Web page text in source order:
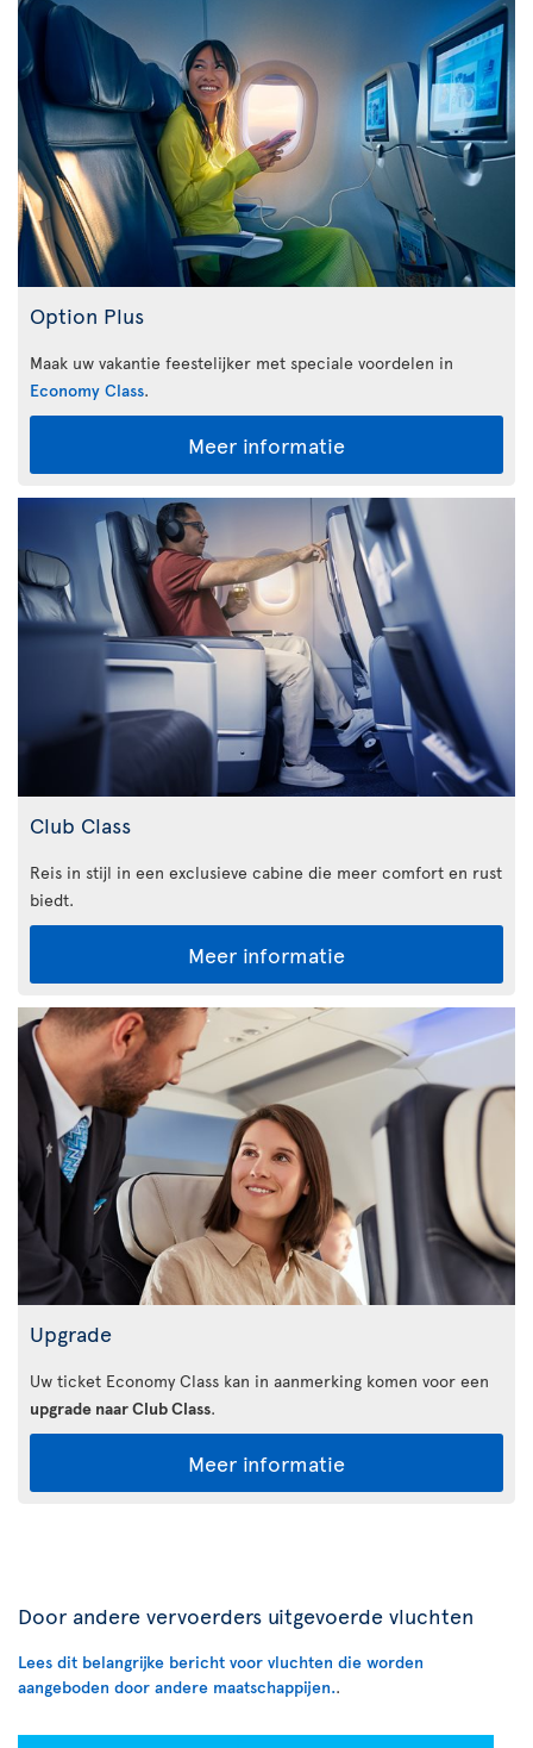
Option Plus
Maak uw vakantie feestelijker met speciale voordelen in
Economy Class.
Meer informatie
Club Class
Reis in stijl in een exclusieve cabine die meer comfort en rust
biedt.
Meer informatie
Upgrade
Uw ticket Economy Class kan in aanmerking komen voor een
upgrade naar Club Class.
Meer informatie
Door andere vervoerders uitgevoerde vluchten
Lees dit belangrijke bericht voor vluchten die worden
aangeboden door andere maatschappijen..